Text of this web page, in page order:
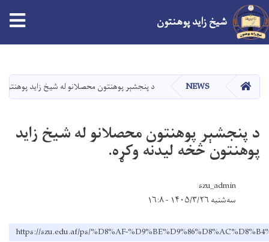
شیخ زاید پوهنتون
کور NEWS د پنجشېر پوهنتون محصلانو له شيخ زايد
د پنجشېر پوهنتون محصلانو له شيخ زايد
پوهنتون څخه ليدنه وکړه.
szu_admin
سه‌شنبه ۱۴۰۵/۳/۲۶ - ۱۶:۸
https://szu.edu.af/ps/%D8%AF-